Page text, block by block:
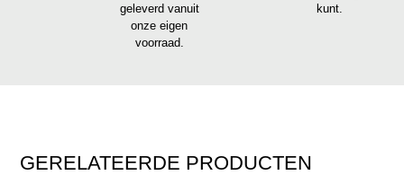
geleverd vanuit
onze eigen
voorraad.
kunt.
GERELATEERDE PRODUCTEN